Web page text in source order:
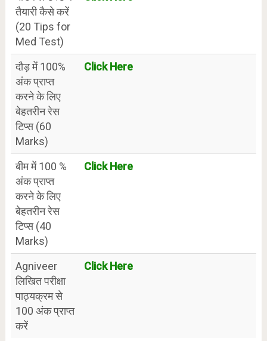
तैयारी कैसे करें
(20 Tips for
Med Test)
दौड़ में 100%
अंक प्राप्त
करने के लिए
बेहतरीन रेस
टिप्स (60
Marks)
Click Here
बीम में 100 %
अंक प्राप्त
करने के लिए
बेहतरीन रेस
टिप्स (40
Marks)
Click Here
Agniveer
लिखित परीक्षा
पाठ्यक्रम से
100 अंक प्राप्त
करें
Click Here